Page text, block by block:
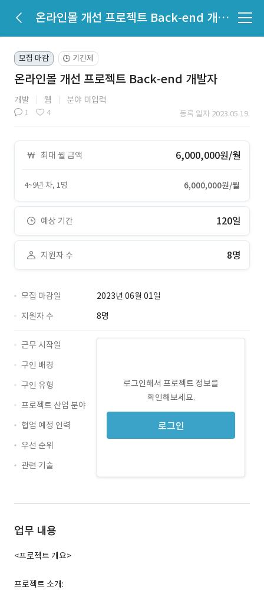
온라인몰 개선 프로젝트 Back-end 개발자
모집 마감 🕒 기간제
온라인몰 개선 프로젝트 Back-end 개발자
개발 웹 분야 미입력
1 4 등록 일자 2023.05.19.
최대 월 금액 6,000,000원/월
4~9년 차, 1명 6,000,000원/월
예상 기간 120일
지원자 수 8명
모집 마감일
2023년 06월 01일
지원자 수
8명
로그인해서 프로젝트 정보를
확인해보세요.
로그인
근무 시작일
구인 배경
구인 유형
프로젝트 산업 분야
협업 예정 인력
우선 순위
관련 기술
업무 내용
<프로젝트 개요>
프로젝트 소개: